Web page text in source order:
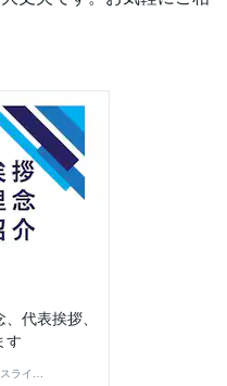
代表挨拶、
す
NA_RU（フリーランスライター）